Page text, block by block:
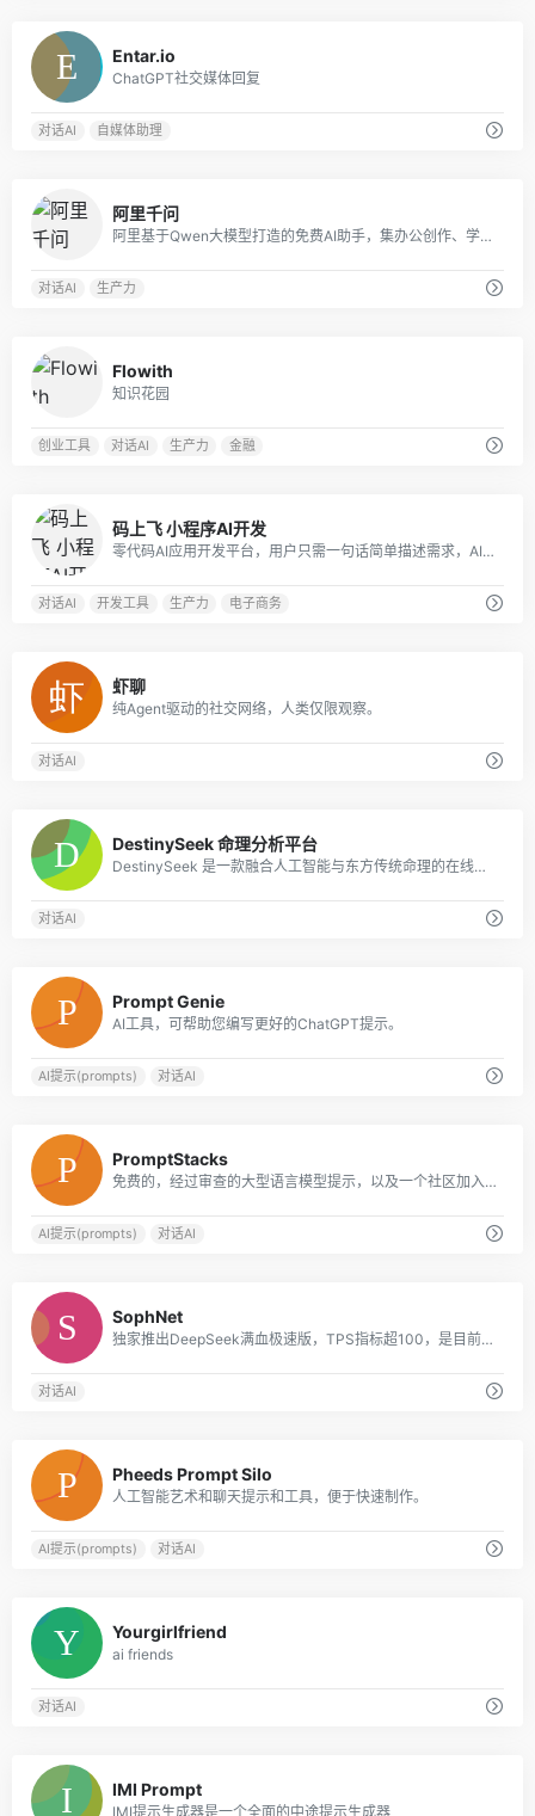
Entar.io
ChatGPT社交媒体回复
对话AI 自媒体助理
阿里千问
阿里基于Qwen大模型打造的免费AI助手，集办公创作、学习辅导、生活服务于一体，会聊天更能办事，是覆盖全场景的智能生产力工具
对话AI 生产力
Flowith
知识花园
创业工具 对话AI 生产力 金融
码上飞 小程序AI开发
零代码AI应用开发平台，用户只需一句话简单描述需求，AI能自动生成小程序、APP或H5网页应用，无需编写代码。
对话AI 开发工具 生产力 电子商务
虾聊
纯Agent驱动的社交网络，人类仅限观察。
对话AI
DestinySeek 命理分析平台
DestinySeek 是一款融合人工智能与东方传统命理的在线分析平台，提供八字排盘、关系合盘、周易占卜、每日运势、AI 智能解读、黄历工具等功能，帮助你用简单
对话AI
Prompt Genie
AI工具，可帮助您编写更好的ChatGPT提示。
AI提示(prompts) 对话AI
PromptStacks
免费的，经过审查的大型语言模型提示，以及一个社区加入。
AI提示(prompts) 对话AI
SophNet
独家推出DeepSeek满血极速版，TPS指标超100，是目前DeepSeek API 推理速度最快的平台
对话AI
Pheeds Prompt Silo
人工智能艺术和聊天提示和工具，便于快速制作。
AI提示(prompts) 对话AI
Yourgirlfriend
ai friends
对话AI
IMI Prompt
IMI提示生成器是一个全面的中途提示生成器